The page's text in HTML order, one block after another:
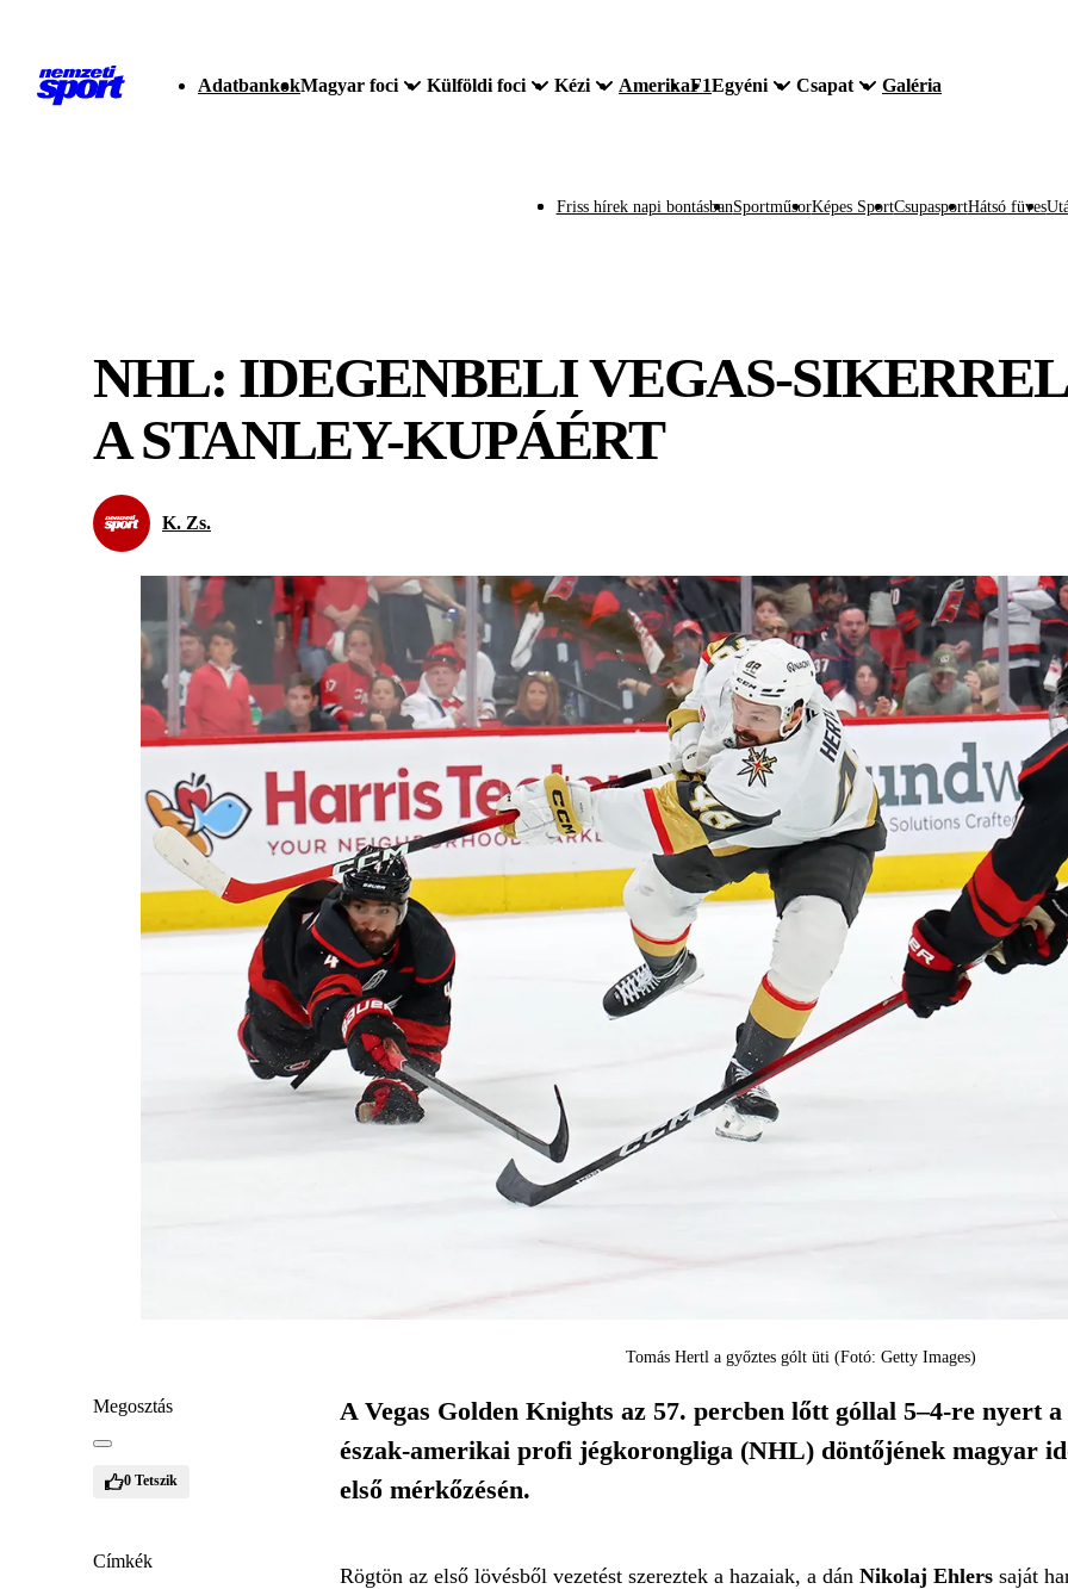
AdatbankokMagyar foci Külföldi foci Kézi AmerikaF1Egyéni Csapat Galéria
Friss hírek napi bontásbanSportműsorKépes SportCsupasportHátsó füves
NHL: IDEGENBELI VEGAS-
A STANLEY-KUPÁÉRT
K. Zs.
Tomás Hertl a győztes gólt üti (Fotó: Getty Images)
Megosztás
0 Tetszik
Címkék
A Vegas Golden Knights az 57. percben lőtt góllal 5–4-re nyert
észak-amerikai profi jégkorongliga (NHL) döntőjének magyar
első mérkőzésén.
Rögtön az első lövésből vezetést szereztek a hazaiak, a dán Nikolaj Ehlers saját